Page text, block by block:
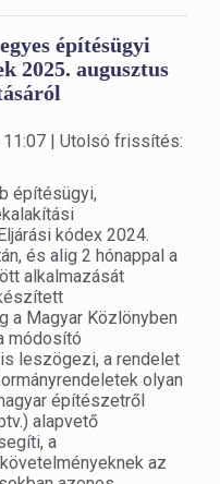
építésügyi
2025. augusztus
| Utolsó frissítés:
építésügyi,
kódex 2024.
és alig 2 hónappal a
alkalmazását
a Magyar Közlönyben
módosító
leszögezi, a rendelet
olyan
építészetről
alapvető
a
az